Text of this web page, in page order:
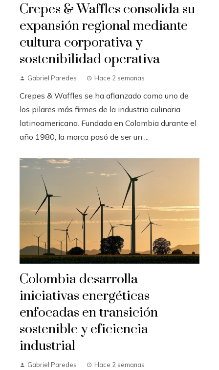
Crepes & Waffles consolida su
expansión regional mediante
cultura corporativa y
sostenibilidad operativa
Gabriel Paredes Hace 2 semanas
Crepes & Waffles se ha afianzado como uno de
los pilares más firmes de la industria culinaria
latinoamericana. Fundada en Colombia durante el
año 1980, la marca pasó de ser un ...
Colombia desarrolla
iniciativas energéticas
enfocadas en transición
sostenible y eficiencia
industrial
Gabriel Paredes Hace 2 semanas